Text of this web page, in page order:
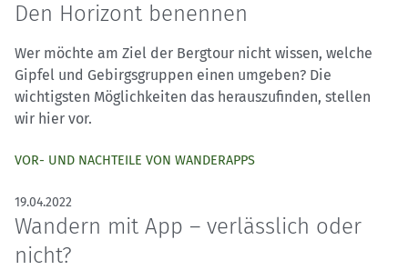
Den Horizont benennen
Wer möchte am Ziel der Bergtour nicht wissen, welche
Gipfel und Gebirgsgruppen einen umgeben? Die
wichtigsten Möglichkeiten das herauszufinden, stellen
wir hier vor.
VOR- UND NACHTEILE VON WANDERAPPS
19.04.2022
Wandern mit App – verlässlich oder
nicht?